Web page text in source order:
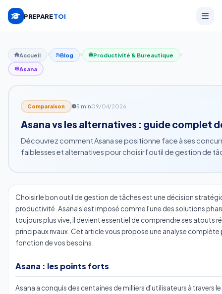
PREPARETOI
Accueil Blog Productivité & Bureautique
Asana
Comparaison 5 min09/04/2026
Asana vs les alternatives : guide complet
Découvrez comment Asana se positionne face à ses
faiblesses et alternatives pour choisir l'outil de gestion de
Choisir le bon outil de gestion de tâches est une décision
productivité. Asana s'est imposé comme l'une des solutions
toujours plus vive, il devient essentiel de comprendre ses atouts
principaux rivaux. Cet article vous propose une analyse complète
fonction de vos besoins.
Asana : les points forts
Asana a conquis des centaines de milliers d'utilisateurs à travers